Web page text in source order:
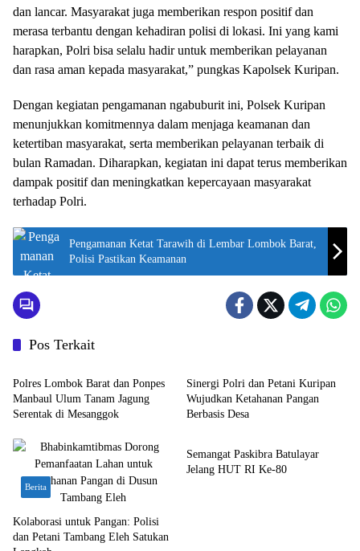
dan lancar. Masyarakat juga memberikan respon positif dan
merasa terbantu dengan kehadiran polisi di lokasi. Ini yang kami
harapkan, Polri bisa selalu hadir untuk memberikan pelayanan
dan rasa aman kepada masyarakat,” pungkas Kapolsek Kuripan.
Dengan kegiatan pengamanan ngabuburit ini, Polsek Kuripan
menunjukkan komitmennya dalam menjaga keamanan dan
ketertiban masyarakat, serta memberikan pelayanan terbaik di
bulan Ramadan. Diharapkan, kegiatan ini dapat terus memberikan
dampak positif dan meningkatkan kepercayaan masyarakat
terhadap Polri.
Pengamanan Ketat Tarawih di Lembar Lombok Barat,
Polisi Pastikan Keamanan
Pos Terkait
Berita
Polres Lombok Barat dan Ponpes
Manbaul Ulum Tanam Jagung
Serentak di Mesanggok
Sinergi Polri dan Petani Kuripan
Wujudkan Ketahanan Pangan
Berbasis Desa
Berita
Kolaborasi untuk Pangan: Polisi
dan Petani Tambang Eleh Satukan
Bali Nusra
Semangat Paskibra Batulayar
Jelang HUT RI Ke-80